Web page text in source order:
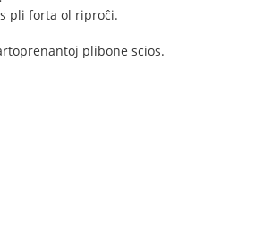
pli forta ol riproĉi.
plibone scios.